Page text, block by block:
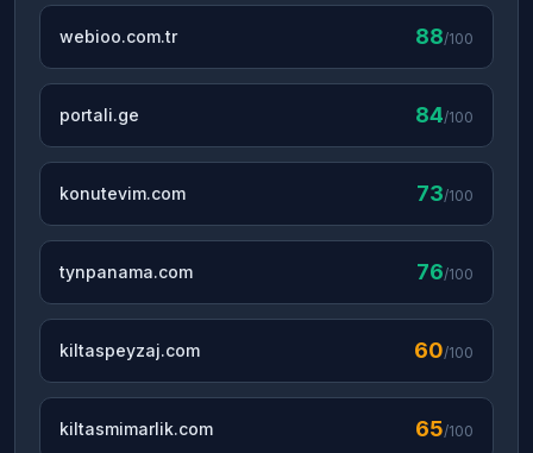
webioo.com.tr 88/100
portali.ge 84/100
konutevim.com 73/100
tynpanama.com 76/100
kiltaspeyzaj.com 60/100
kiltasmimarlik.com 65/100